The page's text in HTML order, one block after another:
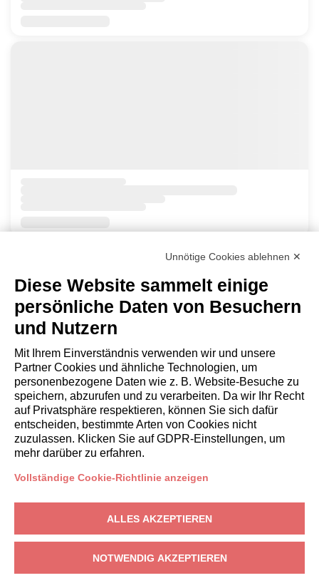
EIGENTÜMER
– Piazza Gabriele D'Annunzio, 2, 70043 Monopoli (BA)
– USt-IdNr.: IT09176080720
Unnötige Cookies ablehnen ✕
Diese Website sammelt einige
persönliche Daten von Besuchern
und Nutzern
Mit Ihrem Einverständnis verwenden wir und unsere
Partner Cookies und ähnliche Technologien, um
personenbezogene Daten wie z. B. Website-Besuche zu
speichern, abzurufen und zu verarbeiten. Da wir Ihr Recht
auf Privatsphäre respektieren, können Sie sich dafür
entscheiden, bestimmte Arten von Cookies nicht
zuzulassen. Klicken Sie auf GDPR-Einstellungen, um
mehr darüber zu erfahren.
Vollständige Cookie-Richtlinie anzeigen
ALLES AKZEPTIEREN
NOTWENDIG AKZEPTIEREN